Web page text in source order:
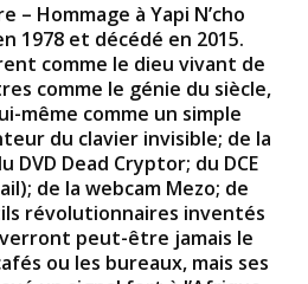
– Hommage à Yapi N’cho
1978 et décédé en 2015.
comme le dieu vivant de
comme le génie du siècle,
même comme un simple
du clavier invisible; de la
DVD Dead Cryptor; du DCE
de la webcam Mezo; de
révolutionnaires inventés
peut-être jamais le
ou les bureaux, mais ses